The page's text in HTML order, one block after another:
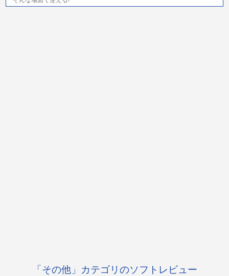
「その他」カテゴリのソフトレビュー